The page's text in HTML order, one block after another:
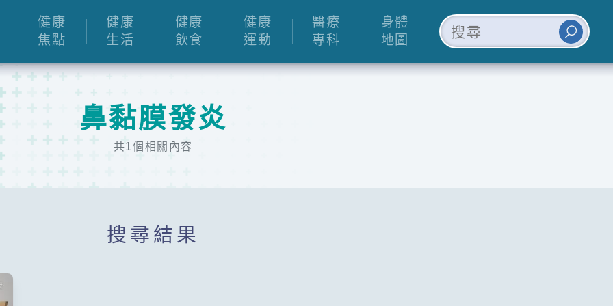
健康
焦點
健康
生活
健康
飲食
健康
運動
醫療
專科
身體
地圖
鼻黏膜發炎
共1個相關內容
搜尋結果